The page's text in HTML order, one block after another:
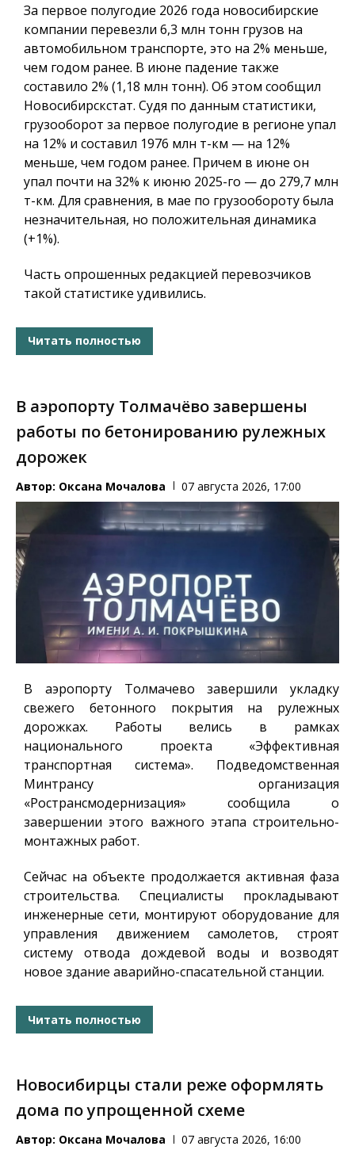
За первое полугодие 2026 года новосибирские
компании перевезли 6,3 млн тонн грузов на
автомобильном транспорте, это на 2% меньше,
чем годом ранее. В июне падение также
составило 2% (1,18 млн тонн). Об этом сообщил
Новосибирскстат. Судя по данным статистики,
грузооборот за первое полугодие в регионе упал
на 12% и составил 1976 млн т-км — на 12%
меньше, чем годом ранее. Причем в июне он
упал почти на 32% к июню 2025-го — до 279,7 млн
т-км. Для сравнения, в мае по грузообороту была
незначительная, но положительная динамика
(+1%).
Часть опрошенных редакцией перевозчиков
такой статистике удивились.
Читать полностью
В аэропорту Толмачёво завершены
работы по бетонированию рулежных
дорожек
Автор: Оксана Мочалова 07 августа 2026, 17:00
В аэропорту Толмачево завершили укладку
свежего бетонного покрытия на рулежных
дорожках. Работы велись в рамках
национального проекта «Эффективная
транспортная система». Подведомственная
Минтрансу организация
«Ространсмодернизация» сообщила о
завершении этого важного этапа строительно-
монтажных работ.
Сейчас на объекте продолжается активная фаза
строительства. Специалисты прокладывают
инженерные сети, монтируют оборудование для
управления движением самолетов, строят
систему отвода дождевой воды и возводят
новое здание аварийно-спасательной станции.
Читать полностью
Новосибирцы стали реже оформлять
дома по упрощенной схеме
Автор: Оксана Мочалова 07 августа 2026, 16:00